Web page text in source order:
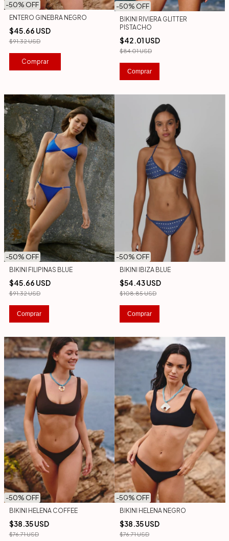
-50% OFF
ENTERO GINEBRA NEGRO
$45.66 USD
$91.32 USD
Comprar
-50% OFF
BIKINI RIVIERA GLITTER
PISTACHO
$42.01 USD
$84.01 USD
Comprar
-50% OFF
BIKINI FILIPINAS BLUE
$45.66 USD
$91.32 USD
Comprar
-50% OFF
BIKINI IBIZA BLUE
$54.43 USD
$108.85 USD
Comprar
-50% OFF
BIKINI HELENA COFFEE
$38.35 USD
$76.71 USD
-50% OFF
BIKINI HELENA NEGRO
$38.35 USD
$76.71 USD